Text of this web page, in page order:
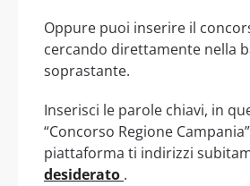
Oppure puoi inserire il
cercando direttamente nella
soprastante.
Inserisci le parole chiavi, in
“Concorso Regione
piattaforma ti indirizzi
desiderato .